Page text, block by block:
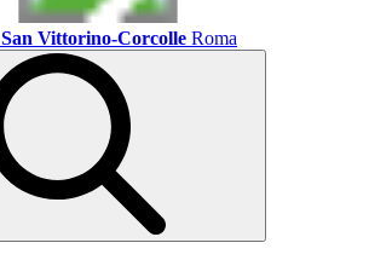
San Vittorino-Corcolle Roma